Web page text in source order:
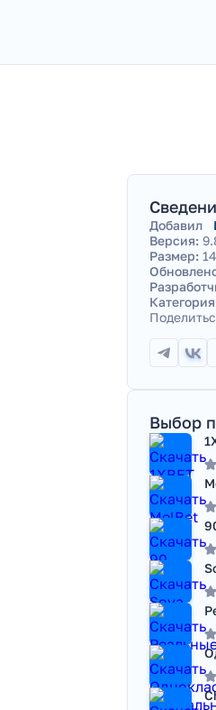
Добавил
Версия:
Размер:
Выбор